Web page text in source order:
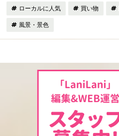
ローカルに人気 買い物
風景・景色